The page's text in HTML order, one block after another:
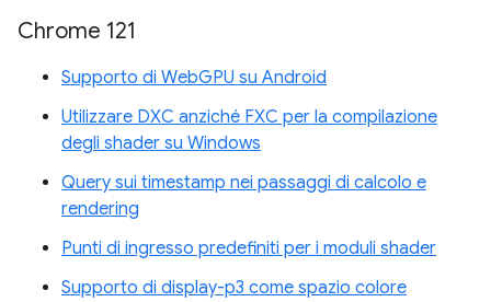
Chrome 121
Supporto di WebGPU su Android
Utilizzare DXC anziché FXC per la compilazione
degli shader su Windows
Query sui timestamp nei passaggi di calcolo e
rendering
Punti di ingresso predefiniti per i moduli shader
Supporto di display-p3 come spazio colore